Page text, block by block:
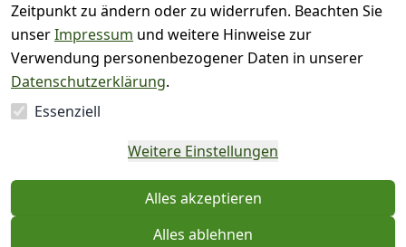
Es hat noch niemand
eine Bewertung für
diesen Artikel
abgegeben
Person - klicken Sie für
Details
Zeitpunkt zu ändern oder zu widerrufen. Beachten Sie
unserImpressum und weitere Hinweise zur
Verwendung personenbezogener Daten in unserer
Datenschutzerklärung.
Essenziell
Weitere Einstellungen
Alles akzeptieren
Alles ablehnen